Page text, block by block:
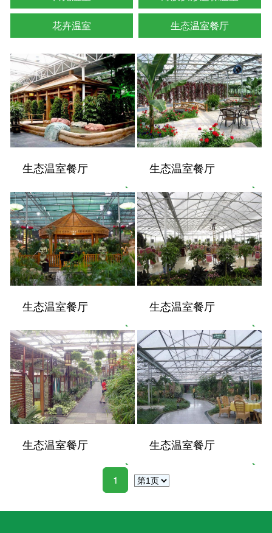
花卉温室 生态温室餐厅
生态温室餐厅 生态温室餐厅
生态温室餐厅 生态温室餐厅
生态温室餐厅 生态温室餐厅
1